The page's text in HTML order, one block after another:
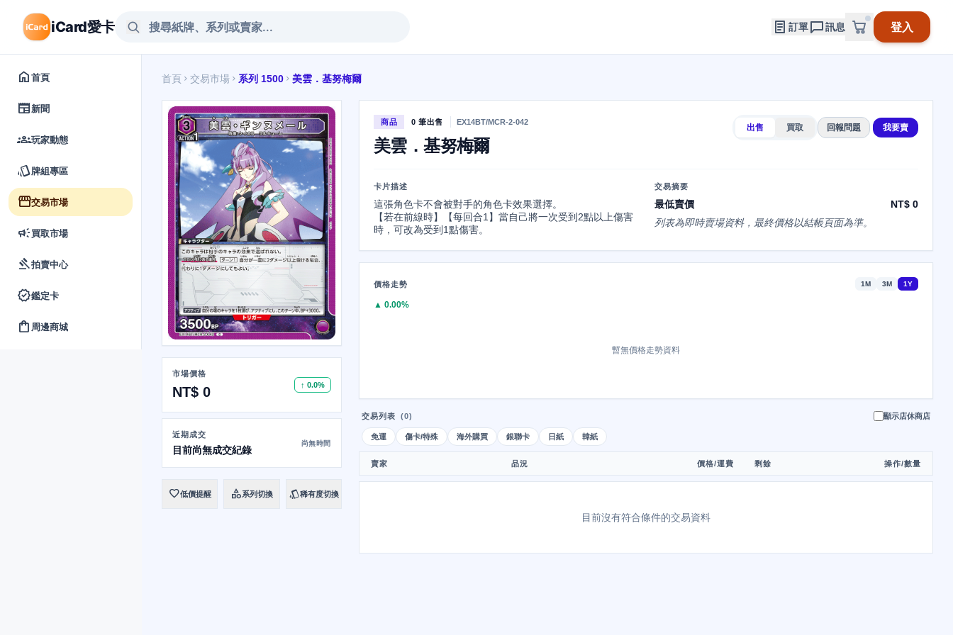
iCard愛卡 訂單 訊息 登入
home首頁
newspaper新聞
groups玩家動態
style牌組專區
storefront交易市場
campaign買取市場
gavel拍賣中心
verified鑑定卡
shopping_bag 周邊商城
首頁 chevron_right 交易市場 chevron_right 系列 1500 chevron_right 美雲．基努梅爾
市場價格
NT$ 0 ↑ 0.0%
近期成交
目前尚無成交紀錄
尚無時間
favorite低價提醒 category系列切換 style稀有度切換
商品 0 筆出售 EX14BT/MCR-2-042
美雲．基努梅爾
出售 買取 回報問題 我要賣
卡片描述
這張角色卡不會被對手的角色卡效果選擇。
【若在前線時】【每回合1】當自己將一次受到2點以上傷害
時，可改為受到1點傷害。
交易摘要
最低賣價
NT$ 0
列表為即時賣場資料，最終價格以結帳頁面為準。
價格走勢 1M 3M 1Y
▲ 0.00%
暫無價格走勢資料
交易列表 (0) 顯示店休商店
免運 傷卡/特殊 海外購買 銀聯卡 日紙 韓紙
賣家 品況 價格/運費 剩餘 操作/數量
目前沒有符合條件的交易資料